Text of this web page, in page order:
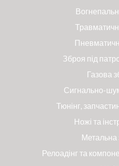
Зброя під
Газова
Сигнально-
Тюнінг,
Ножі та
Метальна
Релоадінг та